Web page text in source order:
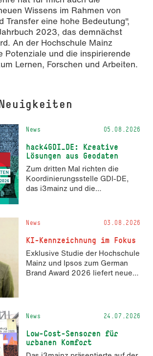
Wissens im Rahmen von
Transfer eine hohe Bedeutung",
2023, das demnächst
An der Hochschule Mainz
Potenziale und die inspirierende
Lernen, Forschen und Arbeiten.
News 05.08.2026
hack4GDI_DE: Kreative
Lösungen aus Geodaten
Zum dritten Mal richten die
Koordinierungsstelle GDI-DE,
das i3mainz und die
und 14. November 2026 den
Hackathon hack4GDI_DE an der
Hochschule Mainz aus. Die
Anmeldung ist geöffnet und bis
zum 2. Oktober 2026 möglich.
News 03.08.2026
KI-Kennzeichnung im Fokus
Exklusive Studie der Hochschule
Mainz und Ipsos zum German
Brand Award 2026 liefert neue
News 24.07.2026
Low-Cost-Sensoren für
urbanen Komfort